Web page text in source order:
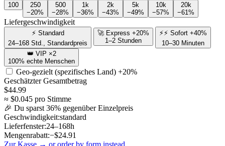
100
250
−20%
500
−28%
1k
−36%
2k
−43%
5k
−49%
10k
−57%
20k
−61%
Liefergeschwindigkeit
⚡ Standard
24–168 Std., Standardpreis
🚀 Express +20%
1–2 Stunden
⚡⚡ Sofort +40%
10–30 Minuten
👑 VIP ×2
100% echte Menschen
Geo-gezielt (spezifisches Land) +20%
Geschätzter Gesamtbetrag
$44.99
≈ $0.045 pro Stimme
🎉 Du sparst 36% gegenüber Einzelpreis
Geschwindigkeit:standard
Lieferfenster:24–168h
Mengenrabatt:−$24.91
Zur Kasse → or order by form instead